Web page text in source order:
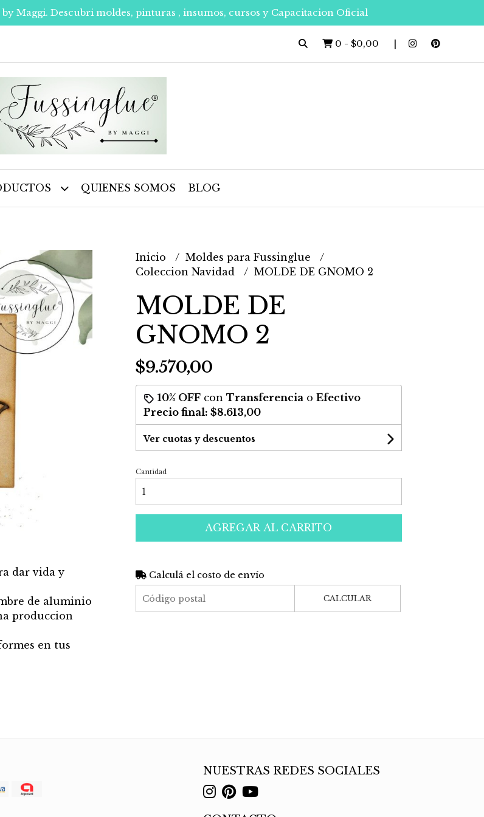
Maggi. Descubri moldes, pinturas , insumos, cursos y Capacitacion Oficial
0 - $0,00
QUIENES SOMOS BLOG
dar vida y
de aluminio
produccion
en tus
Inicio
Moldes para Fussinglue
Coleccion Navidad
MOLDE DE GNOMO 2
MOLDE DE
GNOMO 2
$9.570,00
10% OFFcon Transferenciao Efectivo
Precio final: $8.613,00
Ver cuotas y descuentos
Cantidad
AGREGAR AL CARRITO
Calculá el costo de envío
CALCULAR
NUESTRAS REDES SOCIALES